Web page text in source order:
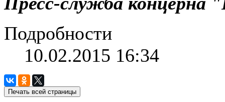
Подробности
10.02.2015 16:34